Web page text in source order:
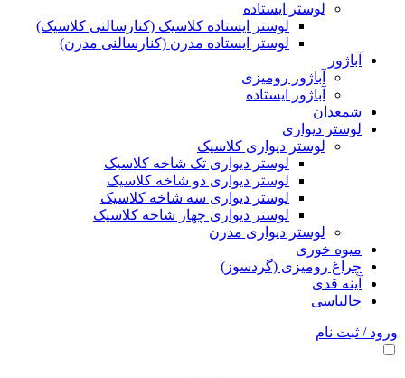
لوستر ایستاده
لوستر ایستاده کلاسیک (کنارسالنی کلاسیک)
لوستر ایستاده مدرن (کنارسالنی مدرن)
آباژور
آباژور رومیزی
آباژور ایستاده
شمعدان
لوستر دیواری
لوستر دیواری کلاسیک
لوستر دیواری تک شاخه کلاسیک
لوستر دیواری دو شاخه کلاسیک
لوستر دیواری سه شاخه کلاسیک
لوستر دیواری چهار شاخه کلاسیک
لوستر دیواری مدرن
میوه خوری
چراغ رومیزی (گردسوز)
آینه قدی
جالباسی
ورود / ثبت نام